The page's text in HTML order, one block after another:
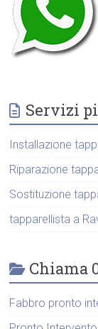
Servizi
Installazione
Riparazione
Sostituzione
tapparellista a
Chiama
Fabbro pronto